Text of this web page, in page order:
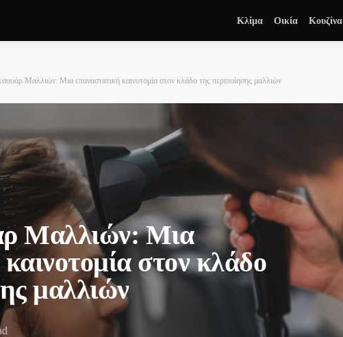
Κλίμα Οικία Κουζίνα
Μαλλιών: Μια επαναστατική καινοτομία στον κλάδο της περιποίησης μαλλιών
Μαλλιών: Μια
στον κλάδο
μαλλιών